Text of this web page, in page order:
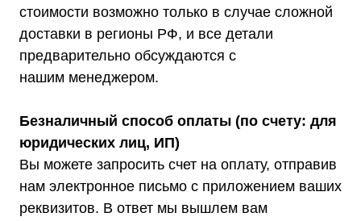
стоимости возможно только в случае сложной
доставки в регионы РФ, и все детали
предварительно обсуждаются с
нашим менеджером.
Безналичный способ оплаты (по счету: для
юридических лиц, ИП)
Вы можете запросить счет на оплату, отправив
нам электронное письмо с приложением ваших
реквизитов. В ответ мы вышлем вам